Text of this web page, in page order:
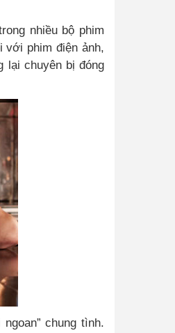
nhiều bộ phim
với phim điện ảnh,
lại chuyên bị đóng
chung tình.